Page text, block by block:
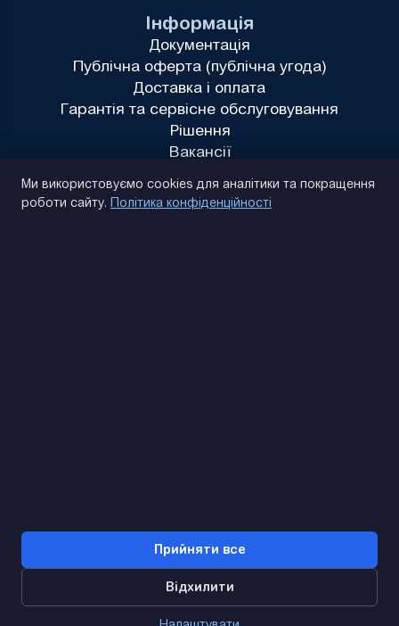
Інформація
Документація
Публічна оферта (публічна угода)
Доставка і оплата
Гарантія та сервісне обслуговування
Рішення
Вакансії
Ми використовуємо cookies для аналітики та покращення
роботи сайту. Політика конфіденційності
Прийняти все
Відхилити